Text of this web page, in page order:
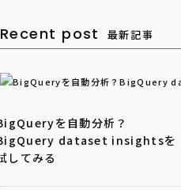
Recent post 最新記事
を自動分析？
dataset insightsを
してみる